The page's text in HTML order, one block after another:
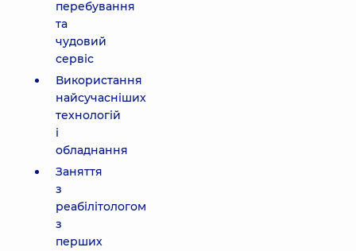
перебування
та
чудовий
сервіс
Використання
найсучасніших
технологій
і
обладнання
Заняття
з
реабілітологом
з
перших